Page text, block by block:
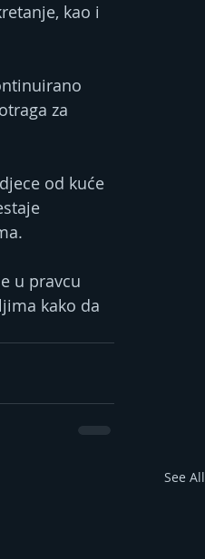
kao i
za
od kuće
u pravcu
kako da
See All